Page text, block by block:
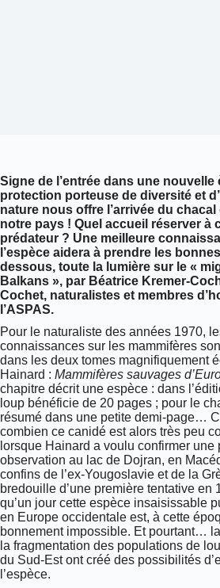
Signe de l’entrée dans une nouvelle
protection porteuse de diversité et
nature nous offre l’arrivée du
notre pays ! Quel accueil réserver à
prédateur ? Une meilleure
l’espèce aidera à prendre les
dessous, toute la lumière sur le «
Balkans », par Béatrice Kremer-
Cochet, naturalistes et membres
l’ASPAS.
Pour le naturaliste des années 1970,
connaissances sur les mammifères
dans les deux tomes magnifiquement
Hainard : Mammifères sauvages
chapitre décrit une espèce : dans
loup bénéficie de 20 pages ; pour le
résumé dans une petite demi-page…
combien ce canidé est alors très peu
lorsque Hainard a voulu confirmer une
observation au lac de Dojran, en
confins de l’ex-Yougoslavie et de la
bredouille d’une première tentative en
qu’un jour cette espèce insaisissable
en Europe occidentale est, à cette
bonnement impossible. Et pourtant…
la fragmentation des populations de
du Sud-Est ont créé des possibilités
l’espèce.